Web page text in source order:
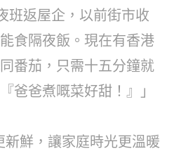
班返屋企，以前街市收
食隔夜飯。現在有香港
番茄，只需十五分鐘就
爸爸煮嘅菜好甜！』」
新鮮，讓家庭時光更溫暖